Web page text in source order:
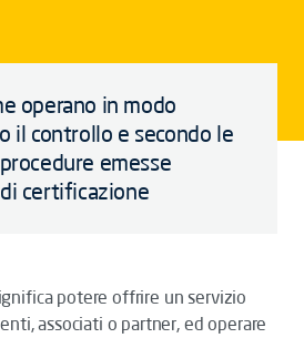
operano in modo
il controllo e secondo le
emesse
certificazione
potere offrire un servizio
associati o partner, ed operare